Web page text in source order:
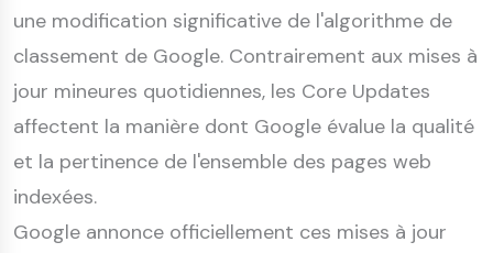
une modification significative de l'algorithme de
classement de Google. Contrairement aux mises à
jour mineures quotidiennes, les Core Updates
affectent la manière dont Google évalue la qualité
et la pertinence de l'ensemble des pages web
indexées.
Google annonce officiellement ces mises à jour